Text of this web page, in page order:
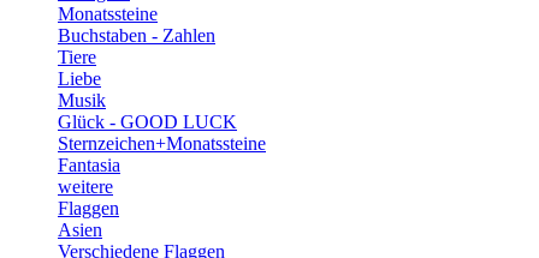
Monatssteine
Buchstaben - Zahlen
Tiere
Liebe
Musik
Glück - GOOD LUCK
Sternzeichen+Monatssteine
Fantasia
weitere
Flaggen
Asien
Verschiedene Flaggen